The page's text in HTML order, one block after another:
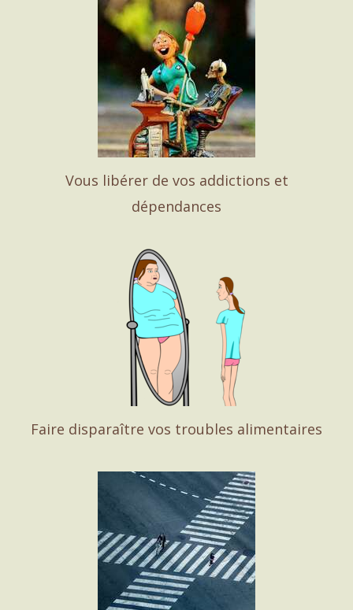
Vous libérer de vos addictions et
dépendances
Faire disparaître vos troubles alimentaires